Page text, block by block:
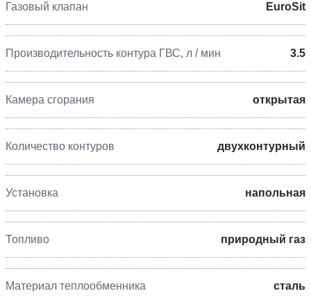
Газовый клапан EuroSit
Производительность контура ГВС, л / мин 3.5
Камера сгорания открытая
Количество контуров двухконтурный
Установка напольная
Топливо природный газ
Материал теплообменника сталь